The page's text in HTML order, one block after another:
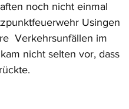
noch nicht einmal
Usingen
Verkehrsunfällen im
nicht selten vor, dass